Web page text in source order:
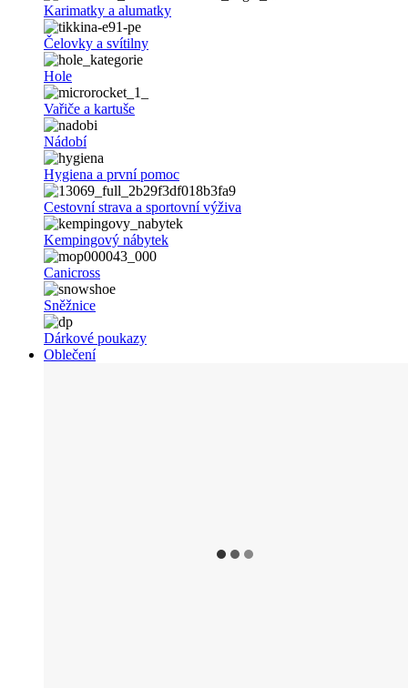
Karimatky a alumatky
Čelovky a svítilny
Hole
Vařiče a kartuše
Nádobí
Hygiena a první pomoc
Cestovní strava a sportovní výživa
Kempingový nábytek
Canicross
Sněžnice
Dárkové poukazy
Oblečení